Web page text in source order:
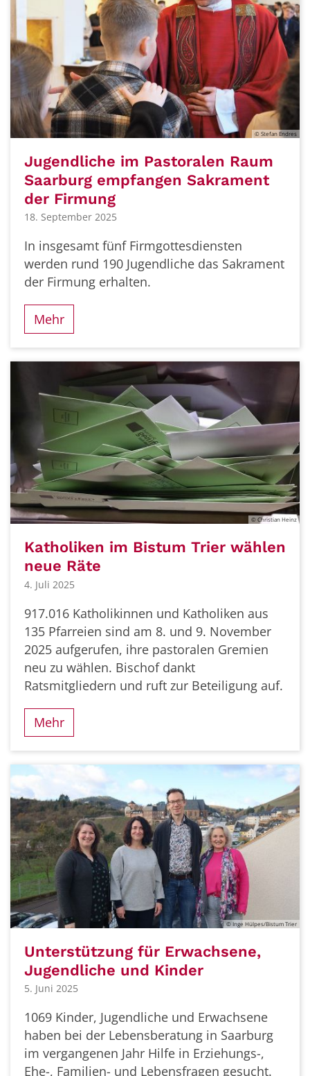
© Stefan Endres
Jugendliche im Pastoralen Raum
Saarburg empfangen Sakrament
der Firmung
18. September 2025
In insgesamt fünf Firmgottesdiensten
werden rund 190 Jugendliche das Sakrament
der Firmung erhalten.
Mehr
© Christian Heinz
Katholiken im Bistum Trier wählen
neue Räte
4. Juli 2025
917.016 Katholikinnen und Katholiken aus
135 Pfarreien sind am 8. und 9. November
2025 aufgerufen, ihre pastoralen Gremien
neu zu wählen. Bischof dankt
Ratsmitgliedern und ruft zur Beteiligung auf.
Mehr
© Inge Hülpes/Bistum Trier
Unterstützung für Erwachsene,
Jugendliche und Kinder
5. Juni 2025
1069 Kinder, Jugendliche und Erwachsene
haben bei der Lebensberatung in Saarburg
im vergangenen Jahr Hilfe in Erziehungs-,
Ehe-, Familien- und Lebensfragen gesucht.